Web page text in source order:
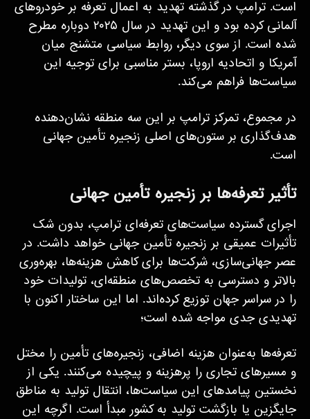
است. ترامپ در گذشته تهدید به اعمال تعرفه بر خودروهای
آلمانی کرده بود و این تهدید در سال ۲۰۲۵ دوباره مطرح
شده است. از سوی دیگر، روابط سیاسی متشنج میان
آمریکا و اتحادیه اروپا، بستر مناسبی برای توجیه این
سیاست‌ها فراهم می‌کند.
در مجموع، تمرکز ترامپ بر این سه منطقه نشان‌دهنده
هدف‌گذاری بر ستون‌های اصلی زنجیره تأمین جهانی
است.
تأثیر تعرفه‌ها بر زنجیره تأمین جهانی
اجرای گسترده سیاست‌های تعرفه‌ای ترامپ، بدون شک
تأثیرات عمیقی بر زنجیره تأمین جهانی خواهد داشت. در
عصر جهانی‌سازی، شرکت‌ها برای کاهش هزینه‌ها، بهره‌وری
بالاتر و دسترسی به تخصص‌های منطقه‌ای، تولیدات خود
را در سراسر جهان توزیع کرده‌اند. اما این ساختار اکنون با
تهدیدی جدی مواجه شده است؛
تعرفه‌ها به‌عنوان هزینه اضافی، زنجیره‌های تأمین را مختل
و مسیرهای تجاری را پرهزینه و پیچیده می‌کنند. یکی از
نخستین پیامدهای این سیاست‌ها، انتقال تولید به مناطق
جایگزین یا بازگشت تولید به کشور مبدأ است. اگرچه این